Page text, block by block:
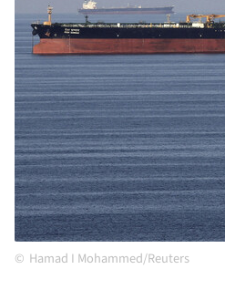
Hamad I Mohammed/Reuters